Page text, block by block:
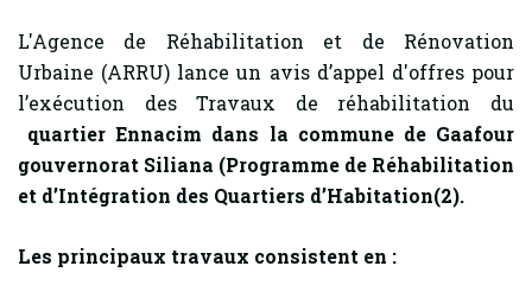
L'Agence de Réhabilitation et de Rénovation
Urbaine (ARRU) lance un avis d’appel d'offres pour
l’exécution des Travaux de réhabilitation du
quartier Ennacim dans la commune de Gaafour
gouvernorat Siliana (Programme de Réhabilitation
et d’Intégration des Quartiers d’Habitation(2).
Les principaux travaux consistent en :